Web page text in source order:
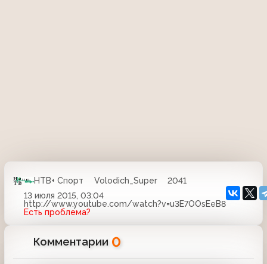
НТВ+ Спорт Volodich_Super
2041
13 июля 2015, 03:04
http://www.youtube.com/watch?v=u3E7OOsEeB8
Есть проблема?
Комментарии 0